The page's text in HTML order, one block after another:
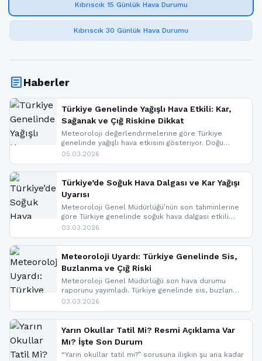
Kıbrıscık 15 Günlük Hava Durumu
Kıbrıscık 30 Günlük Hava Durumu
articleHaberler
Türkiye Genelinde Yağışlı Hava Etkili: Kar,
Sağanak ve Çığ Riskine Dikkat
Meteoroloji değerlendirmelerine göre Türkiye
genelinde yağışlı hava etkisini gösteriyor. Doğu
bölgelerinde kar yağışı beklenirken Marmara ve
ise çığ tehlikesi bulunuyor. İç kesimlerde sis ve pus
nedeniyle görüş mesafesinde azalma
yaşanabileceği belirtiliyor.
05.03.2026
Türkiye’de Soğuk Hava Dalgası ve Kar Yağışı
Uyarısı
Meteoroloji Genel Müdürlüğü’nün son tahminlerine
göre Türkiye genelinde soğuk hava dalgası etkili
oluyor. Birçok il için kar yağışı ve buzlanma uyarısı
03.03.2026
Meteoroloji Uyardı: Türkiye Genelinde Sis,
Buzlanma ve Çığ Riski
Meteoroloji Genel Müdürlüğü son hava durumu
raporunu yayımladı. Türkiye genelinde sis, buzlanma
ve don beklenirken Doğu Anadolu ve Doğu
yapıldı. İşte son dakika meteoroloji gelişmeleri.
03.03.2026
Yarın Okullar Tatil Mi? Resmi Açıklama Var
Mı? İşte Son Durum
“Yarın okullar tatil mi?” sorusuna ilişkin şu ana kadar